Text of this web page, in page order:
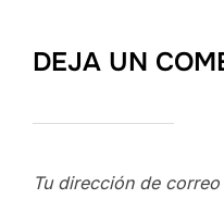
DEJA UN
Tu dirección de